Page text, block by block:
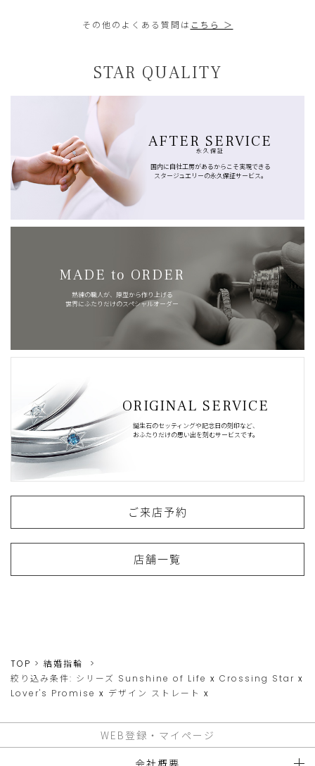
その他のよくある質問は こちら ＞
STAR QUALITY
AFTER SERVICE
永久保証
国内に自社工房があるからこそ実現できる
スタージュエリーの永久保証サービス。
MADE to ORDER
熟練の職人が、原型から作り上げる
世界にふたりだけのスペシャルオーダー
ORIGINAL SERVICE
誕生石のセッティングや記念日の刻印など、
おふたりだけの思い出を刻むサービスです。
ご来店予約
店舗一覧
TOP
結婚指輪
絞り込み条件: シリーズ Sunshine of Life x Crossing Star x
Lover's Promise x デザイン ストレート x
WEB登録・マイページ